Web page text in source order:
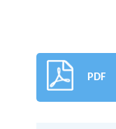
PDF